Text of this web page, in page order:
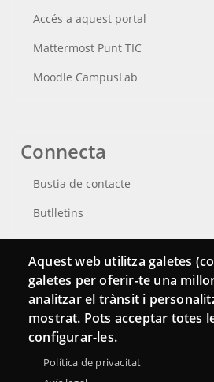
Accés a aquest portal
Mattermost Punt TIC
Moodle CampusLab
Connecta
Bustia de contacte
Butlletins
Aquest web utilitza galetes
galetes per oferir-te una
analitzar el trànsit i
mostrat. Pots acceptar totes
configurar-les.
Política de privacitat